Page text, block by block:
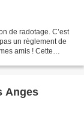
de radotage. C’est
un règlement de
amis ! Cette
Anges